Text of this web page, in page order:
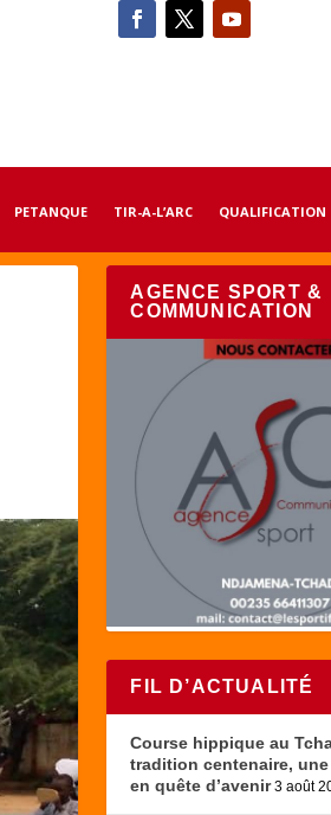
PETANQUE TIR-A-L’ARC QUALIFICATION
AGENCE SPORT &
COMMUNICATION
FIL D’ACTUALITÉ
Course hippique au
tradition centenaire,
en quête d’avenir 3 août